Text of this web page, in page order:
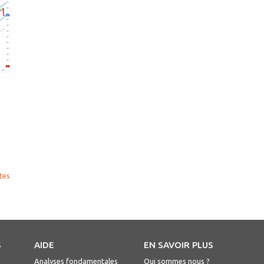
AIDE
Analyses fondamentales
EN SAVOIR PLUS
Qui sommes nous ?